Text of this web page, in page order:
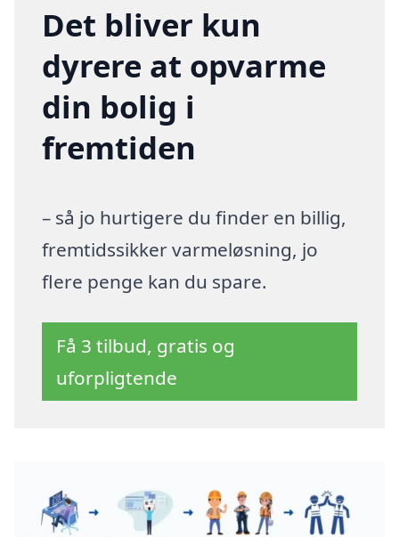
Det bliver kun
dyrere at opvarme
din bolig i
fremtiden
– så jo hurtigere du finder en billig,
fremtidssikker varmeløsning, jo
flere penge kan du spare.
Få 3 tilbud, gratis og
uforpligtende